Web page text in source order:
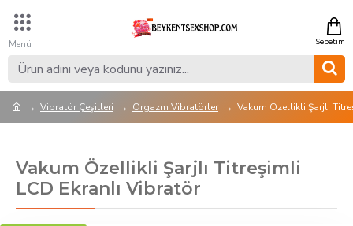
Vibratör Çeşitleri Orgazm Vibratörler Vakum Özellikli Şarjlı
Vakum Özellikli Şarjlı Titreşimli
LCD Ekranlı Vibratör